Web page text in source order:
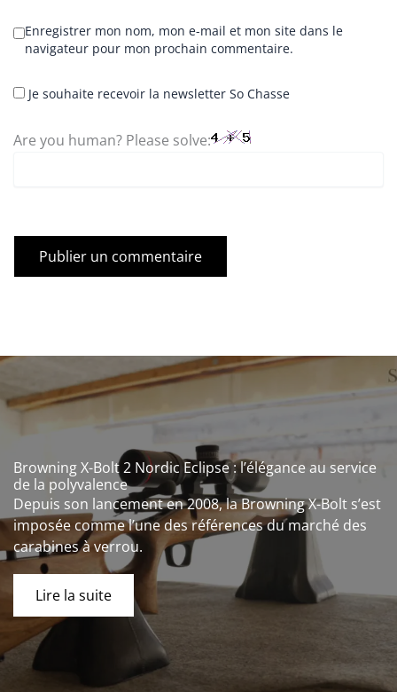
Enregistrer mon nom, mon e-mail et mon site dans le
navigateur pour mon prochain commentaire.
Je souhaite recevoir la newsletter So Chasse
Are you human? Please solve:
Browning X-Bolt 2 Nordic Eclipse : l’élégance au service
de la polyvalence
Depuis son lancement en 2008, la Browning X-Bolt s’est
imposée comme l’une des références du marché des
carabines à verrou.
Lire la suite